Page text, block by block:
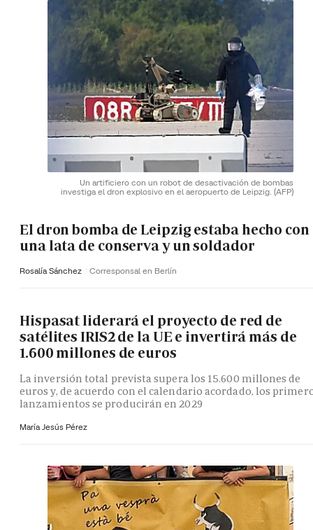
Un artificiero con un robot de desactivación de bombas
investiga el dron explosivo en el aeropuerto de Leipzig. (AFP)
El dron bomba de Leipzig estaba hecho con
una lata de conserva y un soldador
Rosalía Sánchez Corresponsal en Berlín
Hispasat liderará el proyecto de red de
satélites IRIS2 de la UE e invertirá más de
1.600 millones de euros
La inversión total prevista supera los 15.600 millones de
euros y, de acuerdo con el calendario acordado, los
lanzamientos se producirán en 2029
María Jesús Pérez